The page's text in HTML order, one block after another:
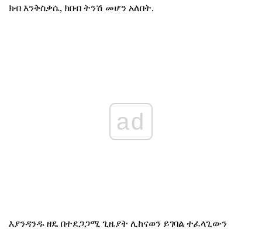
ክብ እንቅስቃሴ, ክበብ ትንሽ መሆን አለበት.
ad
እያንዳንዱ ዘዴ በተደጋጋሚ ጊዜያት ሊከናወን ይገባል ተፈላጊውን